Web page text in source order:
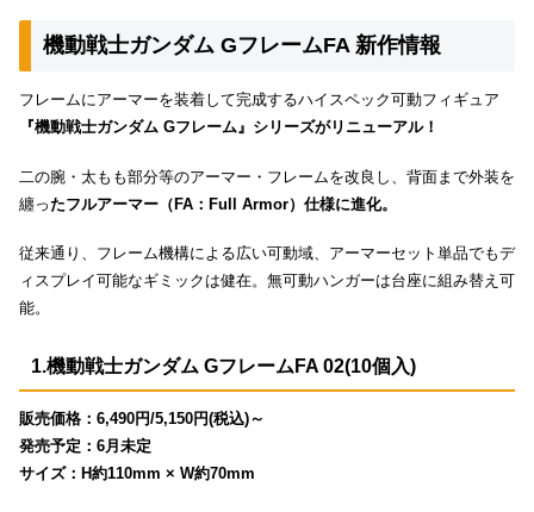
機動戦士ガンダム GフレームFA 新作情報
フレームにアーマーを装着して完成するハイスペック可動フィギュア
『機動戦士ガンダム Gフレーム』シリーズがリニューアル！
二の腕・太もも部分等のアーマー・フレームを改良し、背面まで外装を
纏ったフルアーマー（FA：Full Armor）仕様に進化。
従来通り、フレーム機構による広い可動域、アーマーセット単品でもデ
ィスプレイ可能なギミックは健在。無可動ハンガーは台座に組み替え可
能。
1.機動戦士ガンダム GフレームFA 02(10個入)
販売価格：6,490円/5,150円(税込)～
発売予定：6月未定
サイズ：H約110mm × W約70mm